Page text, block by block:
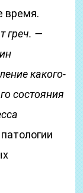
время.
греч. —
какого-
состояния